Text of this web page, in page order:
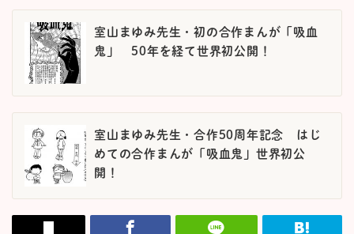
室山まゆみ先生・初の合作まんが「吸血
鬼」 50年を経て世界初公開！
室山まゆみ先生・合作50周年記念 はじ
めての合作まんが「吸血鬼」世界初公
開！